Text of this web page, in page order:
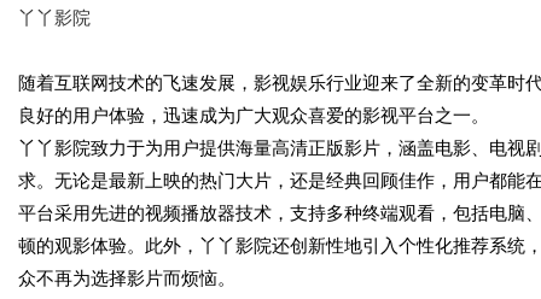
丫丫影院
随着互联网技术的飞速发展，影视娱乐行业迎来了全新的变革
良好的用户体验，迅速成为广大观众喜爱的影视平台之一。
丫丫影院致力于为用户提供海量高清正版影片，涵盖电影、电
求。无论是最新上映的热门大片，还是经典回顾佳作，用户都能
平台采用先进的视频播放器技术，支持多种终端观看，包括电脑
顿的观影体验。此外，丫丫影院还创新性地引入个性化推荐系统
众不再为选择影片而烦恼。